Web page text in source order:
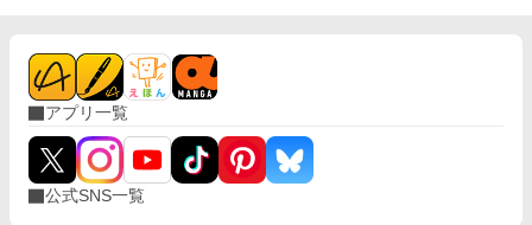
アプリ一覧
公式SNS一覧